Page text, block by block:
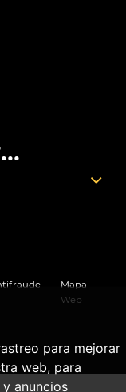
para mejorar
web, para
anuncios
Mapa
Web